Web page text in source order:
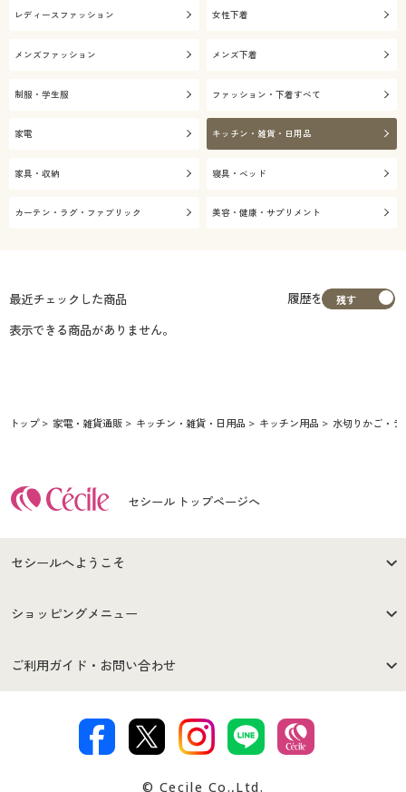
レディースファッション 女性下着
メンズファッション メンズ下着
制服・学生服 ファッション・下着すべて
家電 キッチン・雑貨・日用品
家具・収納 寝具・ベッド
カーテン・ラグ・ファブリック 美容・健康・サプリメント
最近チェックした商品
履歴を
表示できる商品がありません。
トップ 家電・雑貨通販 キッチン・雑貨・日用品 キッチン用品 水切りかご・ラ
セシール トップページへ
セシールへようこそ
はじめての方へ
セシールご利用規約
著作権・商標について 会社案内
ショッピングメニュー
商品カテゴリ
ご利用ガイド・お問い合わせ
交換・返品は
お支払は
© Cecile Co.,Ltd.